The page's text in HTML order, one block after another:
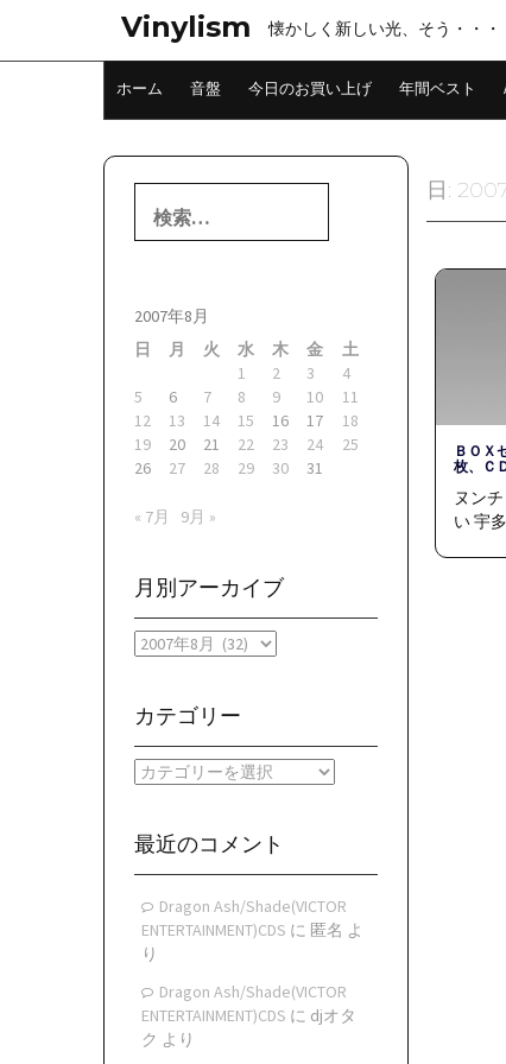
テ
Vinylism 懐かしく新しい光、そう・・
ホーム 音盤 今日のお買い上げ 年間ベスト
日:
ＢＯＸ
枚、Ｃ
ヌン
い 宇
索:
2007年8月
日
月 火 水 木 金
土
1
2 3
4
5
6 7 8 9 10
11
12
13 14 15 16 17
18
19
20 21 22 23 24
25
26
27 28 29 30 31
« 7月 9月 »
月別アーカイブ
月
ー
イ
ブ
カテゴリー
カ
リ
最近のコメント
Dragon Ash/Shade(VICTOR
ENTERTAINMENT)CDS に 匿名 よ
り
Dragon Ash/Shade(VICTOR
ENTERTAINMENT)CDS に djオタ
ク より